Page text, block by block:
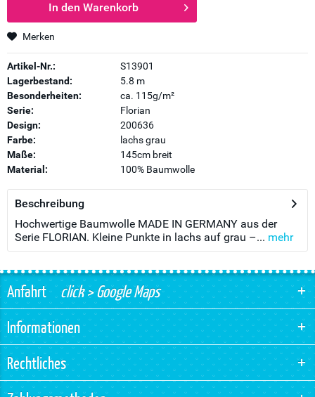
In den Warenkorb
Merken
Artikel-Nr.:
S13901
Lagerbestand:
5.8 m
Besonderheiten:
ca. 115g/m²
Serie:
Florian
Design:
200636
Farbe:
lachs grau
Maße:
145cm breit
Material:
100% Baumwolle
Beschreibung
Hochwertige Baumwolle MADE IN GERMANY aus der
Serie FLORIAN. Kleine Punkte in lachs auf grau –... mehr
Anfahrtclick > Google Maps
Informationen
Rechtliches